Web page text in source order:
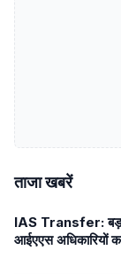
ताजा खबरें
IAS Transfer:
आईएएस अधिकारियों